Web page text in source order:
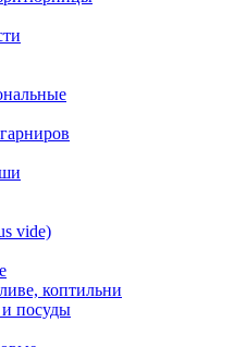
vide)
коптильни
посуды